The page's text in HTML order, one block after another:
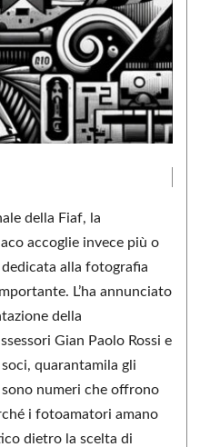
della Fiaf, la
accoglie invece più o
dedicata alla fotografia
L’ha annunciato
della
Gian Paolo Rossi e
quarantamila gli
numeri che offrono
i fotoamatori amano
dietro la scelta di